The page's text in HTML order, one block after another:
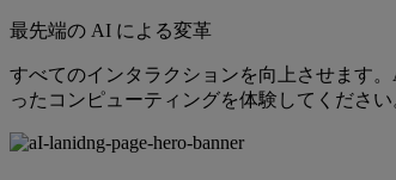
最先端の AI による変革
すべてのインタラクションを向上させます
ったコンピューティングを体験してください